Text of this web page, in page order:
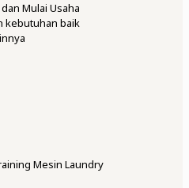
Mulai Usaha
kebutuhan baik
Mesin Laundry